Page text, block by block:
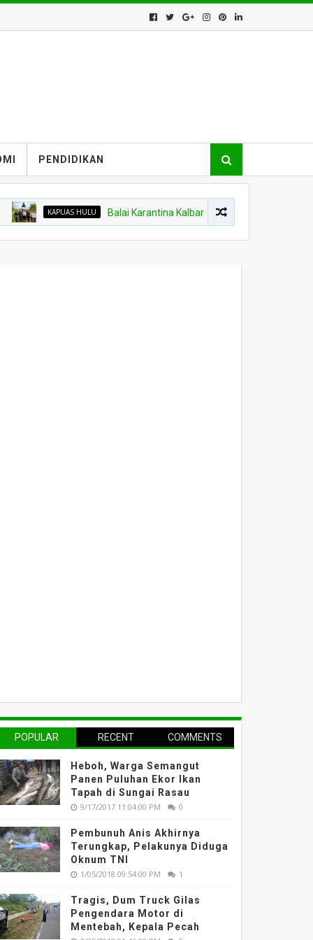
PENDIDIKAN
KAPUAS HULU Balai Karantina Kalbar Tinjau Jalur Tidak Resmi di
POPULAR RECENT COMMENTS
Heboh, Warga Semangut
Panen Puluhan Ekor Ikan
Tapah di Sungai Rasau
9/17/2017 11:04:00 PM 0
Pembunuh Anis Akhirnya
Terungkap, Pelakunya Diduga
Oknum TNI
1/05/2018 09:54:00 PM 1
Tragis, Dum Truck Gilas
Pengendara Motor di
Mentebah, Kepala Pecah